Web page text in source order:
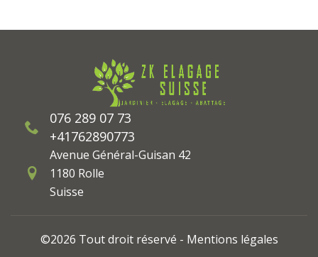
076 289 07 73
+41762890773
Avenue Général-Guisan 42
1180 Rolle
Suisse
©2026 Tout droit réservé - Mentions légales